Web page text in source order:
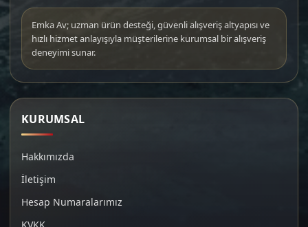
Emka Av; uzman ürün desteği, güvenli alışveriş altyapısı ve
hızlı hizmet anlayışıyla müşterilerine kurumsal bir alışveriş
deneyimi sunar.
KURUMSAL
Hakkımızda
İletişim
Hesap Numaralarımız